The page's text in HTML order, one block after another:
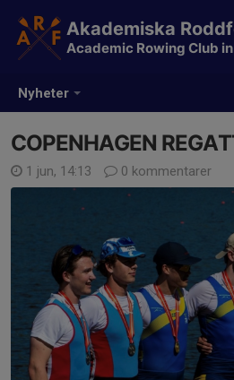
Nyheter
Akademiska
Academic Rowing Club
COPENHAGEN
1 jun, 14:13 0 kommentarer